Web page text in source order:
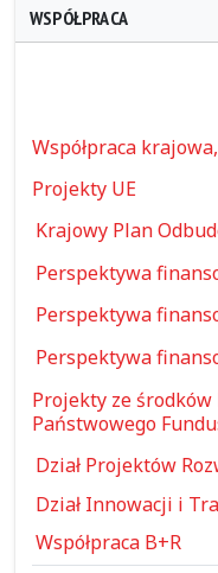
WSPÓŁPRACA
Współpraca
Projekty UE
Krajowy Plan
Perspektywa
Perspektywa
Perspektywa
Projekty ze
Państwowego
Dział Projektów
Dział Innowacji i
Współpraca B+R